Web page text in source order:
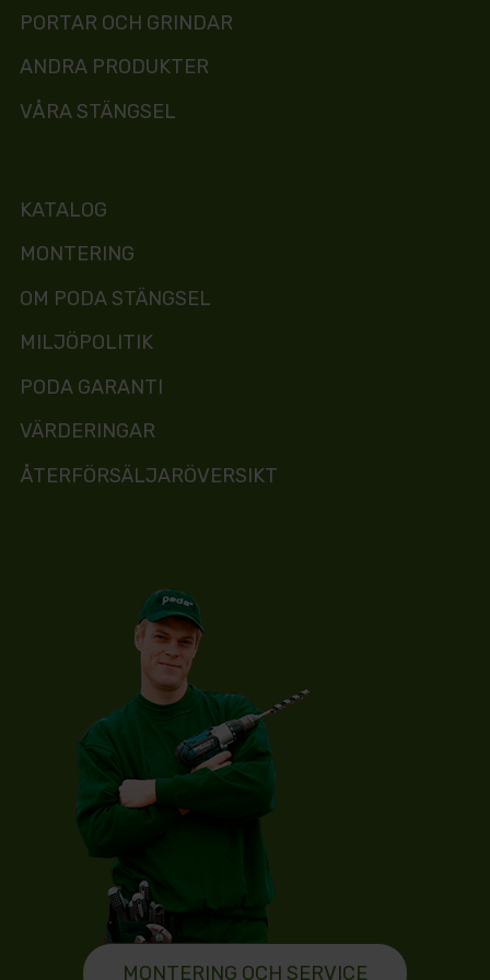
PORTAR OCH GRINDAR
ANDRA PRODUKTER
VÅRA STÄNGSEL
KATALOG
MONTERING
OM PODA STÄNGSEL
MILJÖPOLITIK
PODA GARANTI
VÄRDERINGAR
ÅTERFÖRSÄLJARÖVERSIKT
MONTERING OCH SERVICE